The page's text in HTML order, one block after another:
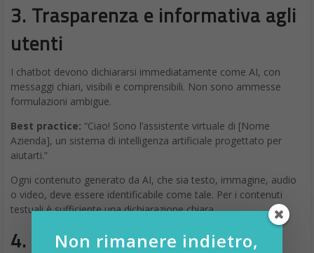
3. Trasparenza e informativa agli
utenti
I chatbot devono dichiararsi immediatamente come AI, con
messaggi chiari, visibili e comprensibili. Non sono ammesse
formulazioni ambigue.
Best practice: “Ciao! Sono l’assistente virtuale di [Nome
Azienda], un sistema di intelligenza artificiale progettato per
aiutarti.”
Ogni contenuto generato da AI, che sia testo, immagine, audio
o video, deve essere identificabile come tale. Per i contenuti
testuali è sufficiente una dichiarazione chiara.
4. Documentazione tecnica e
Non rimanere indietro,